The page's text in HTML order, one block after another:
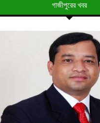
গাজীপুরের খবর